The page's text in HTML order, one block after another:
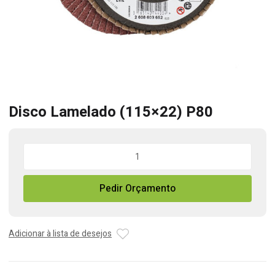
Disco Lamelado (115×22) P80
Disco
(115x22)
Pedir Orçamento
Adicionar à lista de desejos